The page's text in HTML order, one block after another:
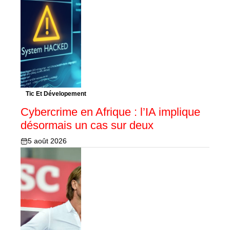
Tic Et Dévelopement
Cybercrime en Afrique : l’IA implique
désormais un cas sur deux
5 août 2026